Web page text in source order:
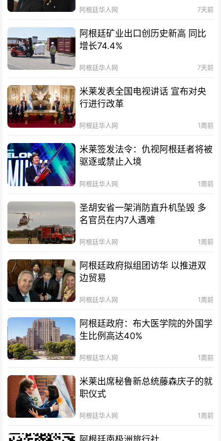
阿根廷华人网 7天前
阿根廷矿业出口创历史新高 同比
增长74.4%
阿根廷华人网 7天前
米莱发表全国电视讲话 宣布对央
行进行改革
阿根廷华人网 1周前
米莱签发法令：仇视阿根廷者将被
驱逐或禁止入境
阿根廷华人网 1周前
圣胡安省一架消防直升机坠毁 多
名官员在内7人遇难
阿根廷华人网 1周前
阿根廷政府拟组团访华 以推进双
边贸易
阿根廷华人网 1周前
阿根廷政府：布大医学院的外国学
生比例高达40%
阿根廷华人网 1周前
米莱出席秘鲁新总统藤森庆子的就
职仪式
阿根廷华人网 1周前